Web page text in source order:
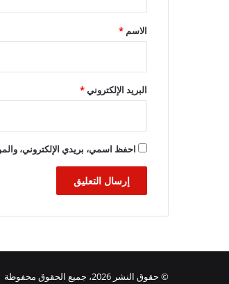
*
الاسم *
البريد الإلكتروني*
احفظ اسمي، بريدي الإلكتروني،
© حقوق النشر 2026، جميع الحقوق محفوظة | يصدر عن شركة الخبر للدعاية والاعلان